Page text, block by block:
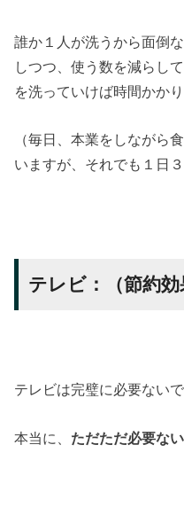
誰か１人が洗うから面倒
しつつ、使う数を減らし
を洗っていけば時間かかり
（毎日、本業をしながら
いますが、それでも１日
テレビ：（節約効
テレビは完璧に必要ないで
本当に、 ただただ必要ない